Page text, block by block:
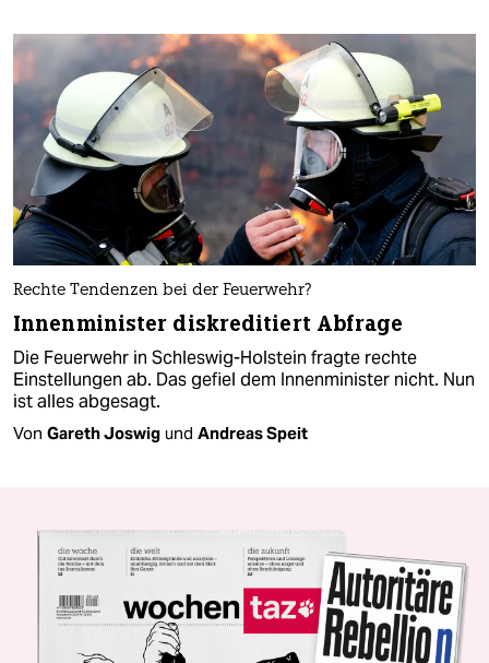
Rechte Tendenzen bei der Feuerwehr?
Innenminister diskreditiert Abfrage
Die Feuerwehr in Schleswig-Holstein fragte rechte
Einstellungen ab. Das gefiel dem Innenminister nicht. Nun
ist alles abgesagt.
Von Gareth Joswig und Andreas Speit